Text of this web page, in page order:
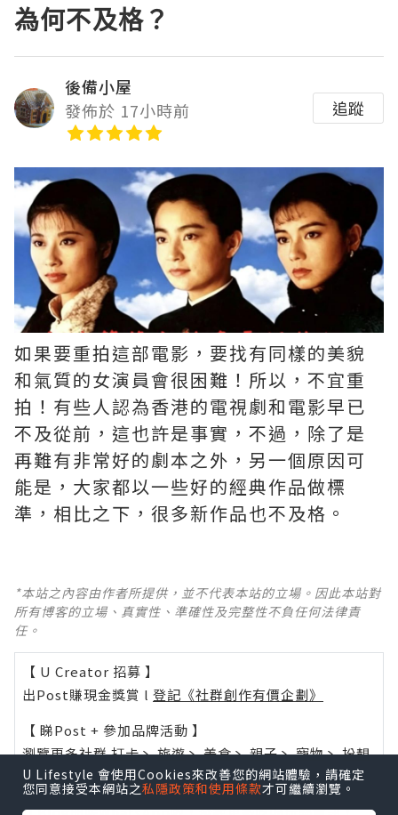
為何不及格？
後備小屋
發佈於 17小時前
追蹤
如果要重拍這部電影，要找有同樣的美貌
和氣質的女演員會很困難！所以，不宜重
拍！有些人認為香港的電視劇和電影早已
不及從前，這也許是事實，不過，除了是
再難有非常好的劇本之外，另一個原因可
能是，大家都以一些好的經典作品做標
準，相比之下，很多新作品也不及格。 ​​​
*本站之內容由作者所提供，並不代表本站的立場。因此本站對
所有博客的立場、真實性、準確性及完整性不負任何法律責
任。
【 U Creator 招募 】
出Post賺現金獎賞 l 登記《社群創作有價企劃》
【 睇Post + 參加品牌活動 】
瀏覽更多社群打卡丶旅遊丶美食丶親子丶寵物丶扮靚
攻略及活動情報
U Lifestyle 會使用Cookies來改善您的網站體驗，請確定
您同意接受本網站之私隱政策和使用條款才可繼續瀏覽。